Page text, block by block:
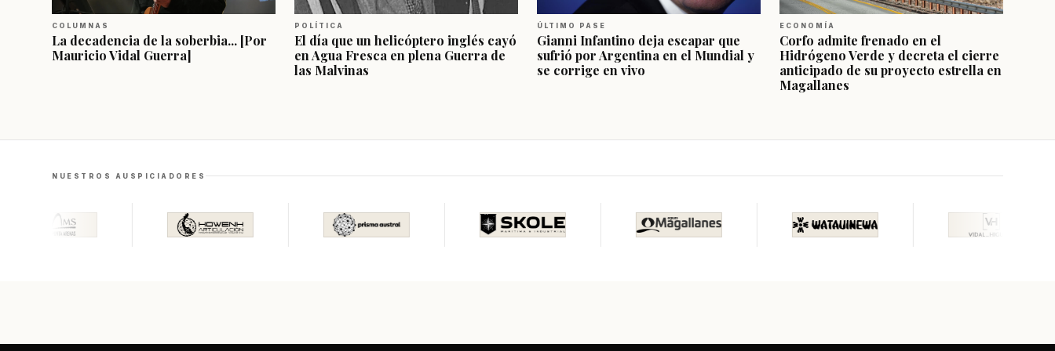
COLUMNAS
La decadencia de la soberbia... [Por
Mauricio Vidal Guerra]
POLÍTICA
El día que un helicóptero inglés cayó
en Agua Fresca en plena Guerra de
las Malvinas
ÚLTIMO PASE
Gianni Infantino deja escapar que
sufrió por Argentina en el Mundial y
se corrige en vivo
ECONOMÍA
Corfo admite frenado en el
Hidrógeno Verde y decreta el cierre
anticipado de su proyecto estrella en
Magallanes
NUESTROS AUSPICIADORES